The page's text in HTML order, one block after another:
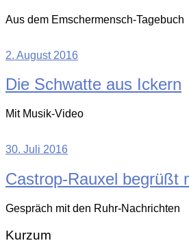
Aus dem Emschermensch-Tagebuch
2. August 2016
Die Schwatte aus Ickern
Mit Musik-Video
30. Juli 2016
Castrop-Rauxel begrüßt
Gespräch mit den Ruhr-Nachrichten
Kurzum